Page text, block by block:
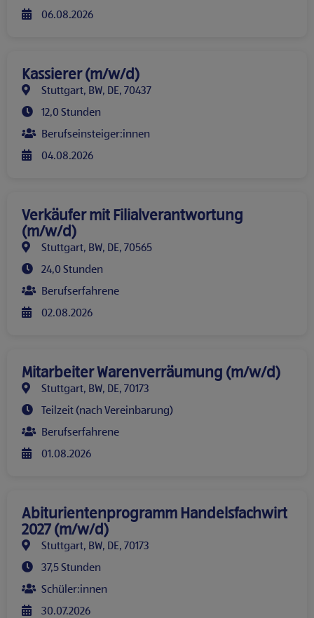
06.08.2026
Kassierer (m/w/d)
Stuttgart, BW, DE, 70437
12,0 Stunden
Berufseinsteiger:innen
04.08.2026
Verkäufer mit Filialverantwortung
(m/w/d)
Stuttgart, BW, DE, 70565
24,0 Stunden
Berufserfahrene
02.08.2026
Mitarbeiter Warenverräumung (m/w/d)
Stuttgart, BW, DE, 70173
Teilzeit (nach Vereinbarung)
Berufserfahrene
01.08.2026
Abiturientenprogramm Handelsfachwirt
2027 (m/w/d)
Stuttgart, BW, DE, 70173
37,5 Stunden
Schüler:innen
30.07.2026